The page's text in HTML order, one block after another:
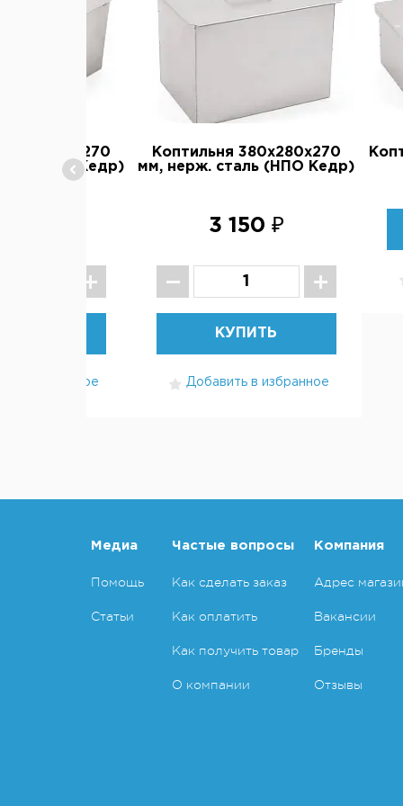
480х280х270
(НПО Кедр)
в избранное
Коптильня 380х280х270
мм, нерж. сталь (НПО Кедр)
3 150 ₽
КУПИТЬ
Добавить в избранное
Медиа
Помощь
Статьи
Частые вопросы
Как сделать заказ
Как оплатить
Как получить товар
О компании
Компания
Адрес
Вакансии
Бренды
Отзывы